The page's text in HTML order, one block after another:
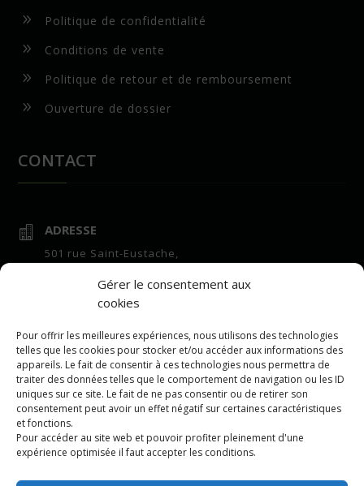
Gérer le consentement aux
cookies
Pour offrir les meilleures expériences, nous utilisons des technologies
telles que les cookies pour stocker et/ou accéder aux informations des
appareils. Le fait de consentir à ces technologies nous permettra de
traiter des données telles que le comportement de navigation ou les ID
uniques sur ce site. Le fait de ne pas consentir ou de retirer son
consentement peut avoir un effet négatif sur certaines caractéristiques
et fonctions.
Pour accéder au site web et pouvoir profiter pleinement d'une
expérience optimisée il faut accepter les conditions.
9 Politique de confidentialité
9 Conditions de vente
9 Politique de retour et de remboursement
9 Ouverture de dossier
CONTACT
 ADRESSE
501 rue Saint-Eustache,
Saint-Eustache, QC,
 HEURES D'OUVERTURE
Bureau :
7h à 16h lundi au vendredi
Centre de vrac :
7h à 16h lundi au vendredi
 COURRIEL